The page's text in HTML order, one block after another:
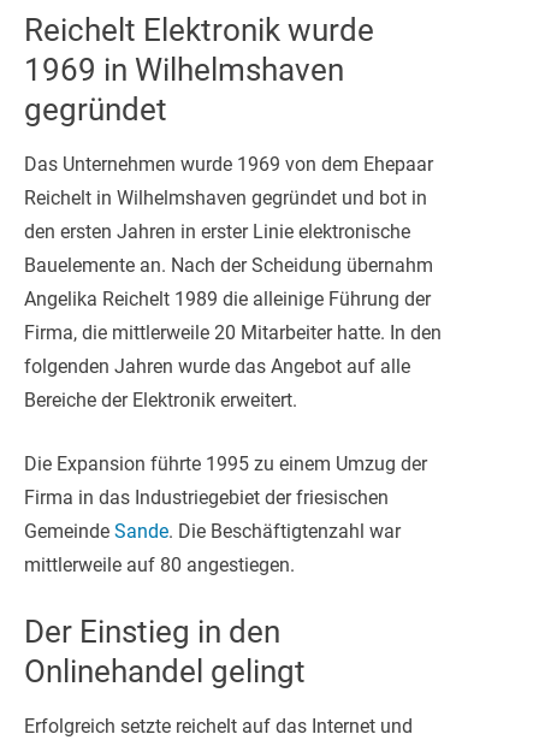
Reichelt Elektronik wurde
1969 in Wilhelmshaven
gegründet
Das Unternehmen wurde 1969 von dem Ehepaar
Reichelt in Wilhelmshaven gegründet und bot in
den ersten Jahren in erster Linie elektronische
Bauelemente an. Nach der Scheidung übernahm
Angelika Reichelt 1989 die alleinige Führung der
Firma, die mittlerweile 20 Mitarbeiter hatte. In den
folgenden Jahren wurde das Angebot auf alle
Bereiche der Elektronik erweitert.
Die Expansion führte 1995 zu einem Umzug der
Firma in das Industriegebiet der friesischen
Gemeinde Sande. Die Beschäftigtenzahl war
mittlerweile auf 80 angestiegen.
Der Einstieg in den
Onlinehandel gelingt
Erfolgreich setzte reichelt auf das Internet und